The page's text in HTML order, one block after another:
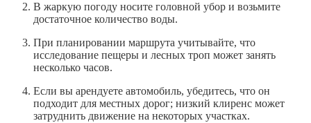
В жаркую погоду носите головной убор и возьмите
достаточное количество воды.
При планировании маршрута учитывайте, что
исследование пещеры и лесных троп может занять
несколько часов.
Если вы арендуете автомобиль, убедитесь, что он
подходит для местных дорог; низкий клиренс может
затруднить движение на некоторых участках.